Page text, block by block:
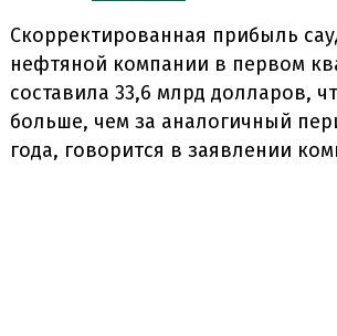
Скорректированная прибыль
нефтяной компании в первом
составила 33,6 млрд долларов,
больше, чем за аналогичный
года, говорится в заявлении